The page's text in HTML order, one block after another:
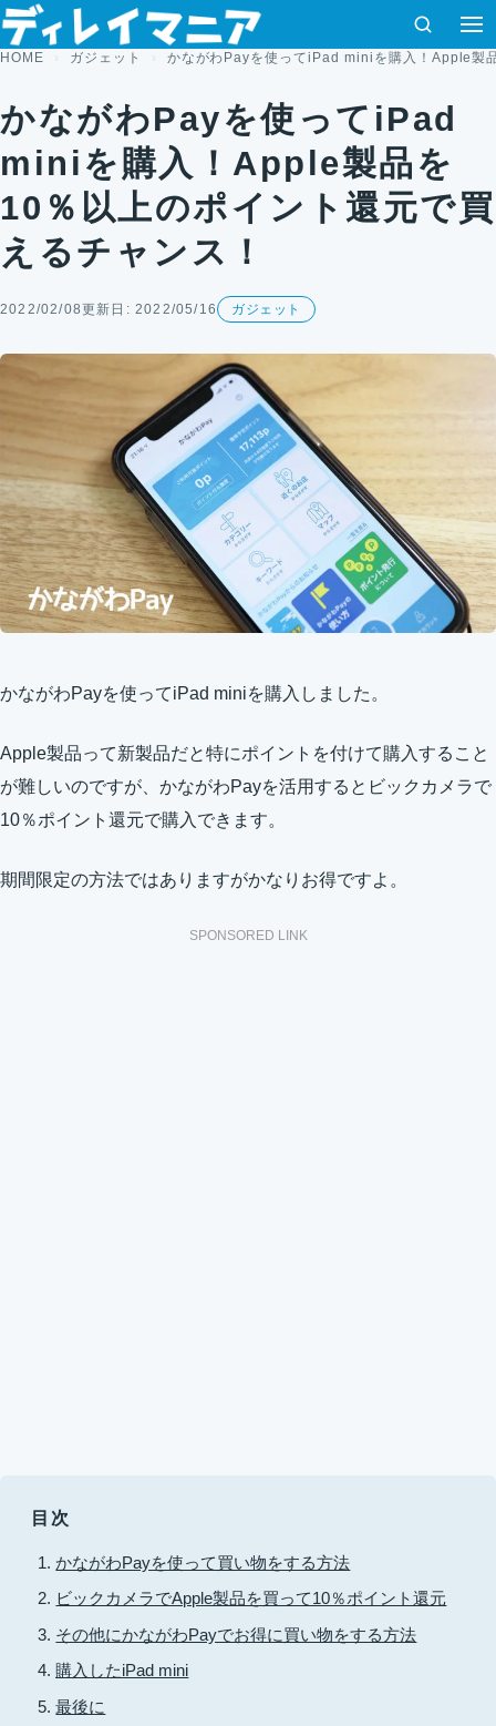
コンテンツへスキップ
検索
HOME ガジェット かながわPayを使ってiPad miniを購入！Apple製
かながわPayを使ってiPad
miniを購入！Apple製品を
10％以上のポイント還元で買
えるチャンス！
2022/02/08更新日: 2022/05/16 ガジェット
かながわPayを使ってiPad miniを購入しました。
Apple製品って新製品だと特にポイントを付けて購入すること
が難しいのですが、かながわPayを活用するとビックカメラで
10％ポイント還元で購入できます。
期間限定の方法ではありますがかなりお得ですよ。
SPONSORED LINK
目次
かながわPayを使って買い物をする方法
ビックカメラでApple製品を買って10％ポイント還元
その他にかながわPayでお得に買い物をする方法
購入したiPad mini
最後に